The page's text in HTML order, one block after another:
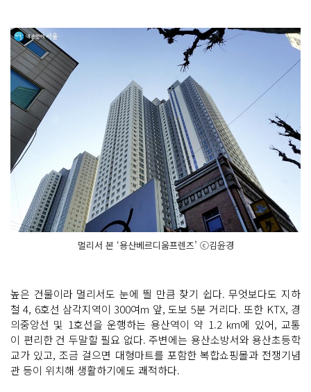
멀리서 본 ‘용산베르디움프렌즈’ ⓒ김윤경
높은 건물이라 멀리서도 눈에 띌 만큼 찾기 쉽다. 무엇보다도 지하
철 4, 6호선 삼각지역이 300여m 앞, 도보 5분 거리다. 또한 KTX, 경
의중앙선 및 1호선을 운행하는 용산역이 약 1.2 km에 있어, 교통
이 편리한 건 두말할 필요 없다. 주변에는 용산소방서와 용산초등학
교가 있고, 조금 걸으면 대형마트를 포함한 복합쇼핑몰과 전쟁기념
관 등이 위치해 생활하기에도 쾌적하다.